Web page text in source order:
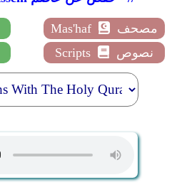
Mas'haf
مصحف
Scripts نصوص